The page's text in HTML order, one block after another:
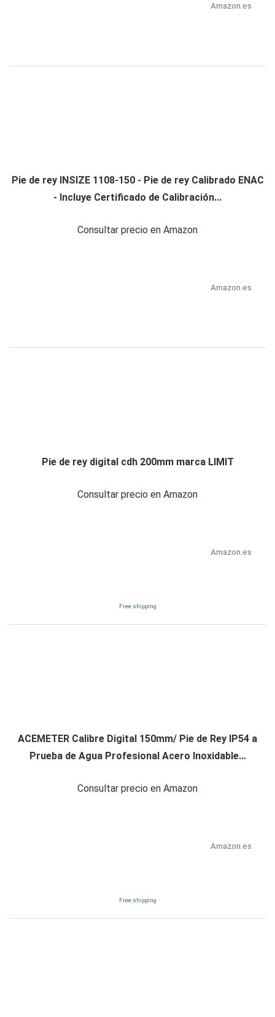
Amazon.es
Pie de rey INSIZE 1108-150 - Pie de rey Calibrado ENAC
- Incluye Certificado de Calibración...
Consultar precio en Amazon
Amazon.es
Pie de rey digital cdh 200mm marca LIMIT
Consultar precio en Amazon
Amazon.es
Free shipping
ACEMETER Calibre Digital 150mm/ Pie de Rey IP54 a
Prueba de Agua Profesional Acero Inoxidable...
Consultar precio en Amazon
Amazon.es
Free shipping